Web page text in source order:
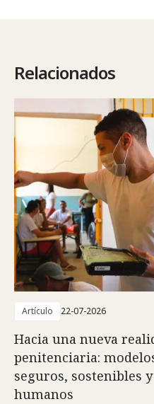
Relacionados
Artículo 22-07-2026
Hacia una nueva
penitenciaria:
seguros, sostenibles y
humanos